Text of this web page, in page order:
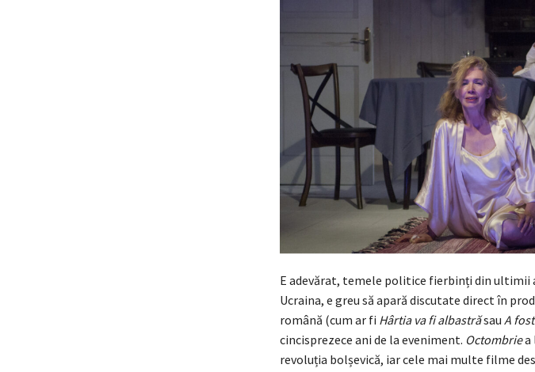
E adevărat, temele politice fierbinți din ultimii
Ucraina, e greu să apară discutate direct în
română (cum ar fi Hârtia va fi albastrăsau A
cincisprezece ani de la eveniment. Octombriea
revoluția bolșevică, iar cele mai multe filme